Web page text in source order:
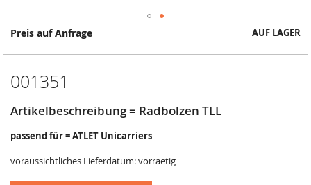
Preis auf Anfrage AUF LAGER
001351
Artikelbeschreibung = Radbolzen TLL
passend für = ATLET Unicarriers
voraussichtliches Lieferdatum: vorraetig
Springe
Anfang
Bildergalerie